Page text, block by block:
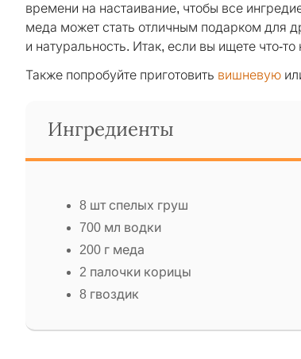
времени на настаивание, чтобы все
меда может стать отличным подарком для
и натуральность. Итак, если вы ищете что-
Также попробуйте приготовить вишневую
Ингредиенты
8 шт спелых груш
700 мл водки
200 г меда
2 палочки корицы
8 гвоздик